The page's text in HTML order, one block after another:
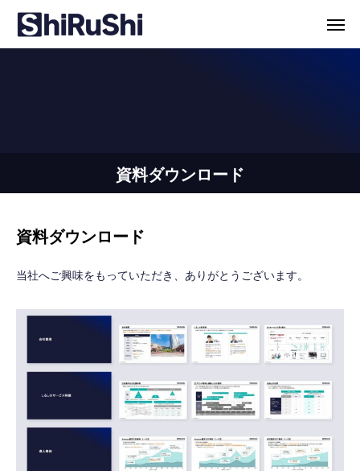
資料ダウンロード
資料ダウンロード
当社へご興味をもっていただき、ありがとうございます。